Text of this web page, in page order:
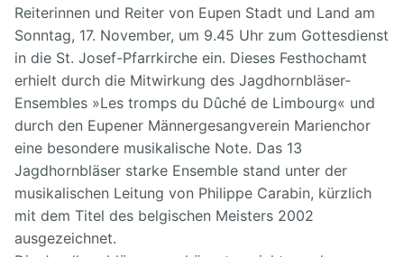
Reiterinnen und Reiter von Eupen Stadt und Land am
Sonntag, 17. November, um 9.45 Uhr zum Gottesdienst
in die St. Josef-Pfarrkirche ein. Dieses Festhochamt
erhielt durch die Mitwirkung des Jagdhornbläser-
Ensembles »Les tromps du Dûché de Limbourg« und
durch den Eupener Männergesangverein Marienchor
eine besondere musikalische Note. Das 13
Jagdhornbläser starke Ensemble stand unter der
musikalischen Leitung von Philippe Carabin, kürzlich
mit dem Titel des belgischen Meisters 2002
ausgezeichnet.